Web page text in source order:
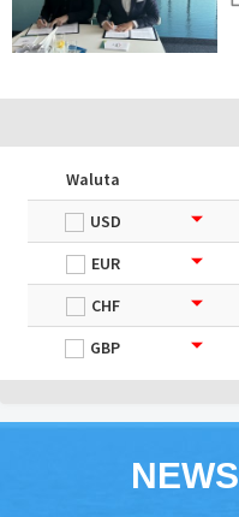
Waluta
USD
EUR
CHF
GBP